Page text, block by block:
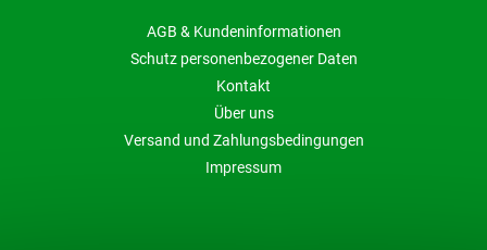
AGB & Kundeninformationen
Schutz personenbezogener Daten
Kontakt
Über uns
Versand und Zahlungsbedingungen
Impressum